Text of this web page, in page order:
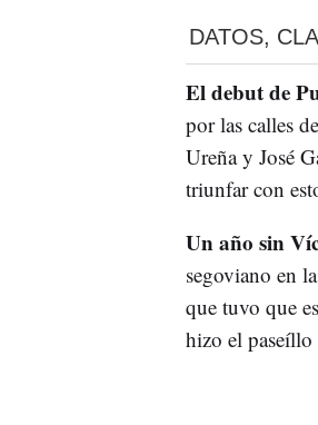
DATOS,
El debut de
por las calles
Ureña y José
triunfar con
Un año sin
segoviano en
que tuvo que
hizo el paseíllo